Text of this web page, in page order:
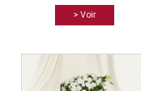
> Voir